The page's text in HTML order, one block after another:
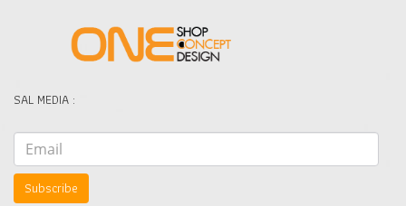
SAL MEDIA :
Subscribe